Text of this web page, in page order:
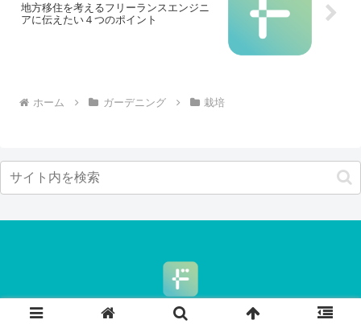
地方移住を考えるフリーランスエンジニ
アに伝えたい４つのポイント
ホーム ガーデニング 栽培
© 2023 ドリリウム.